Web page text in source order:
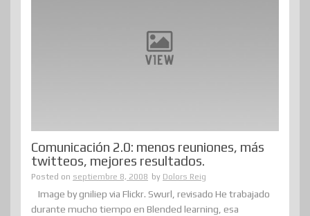
Comunicación 2.0: menos reuniones, más
twitteos, mejores resultados.
Posted on septiembre 8, 2008 by Dolors Reig
Image by gniliep via Flickr. Swurl, revisado He trabajado
durante mucho tiempo en Blended learning, esa